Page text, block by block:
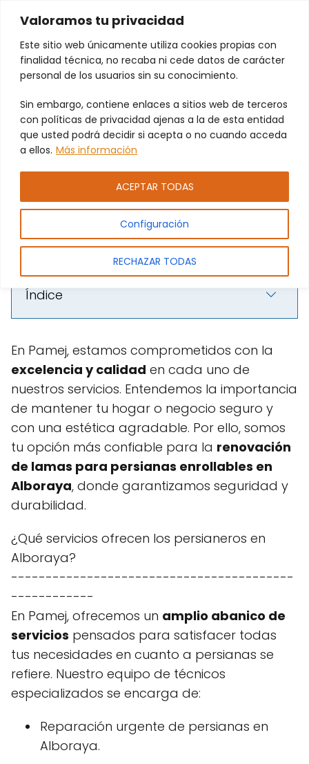
Valoramos tu privacidad
Este sitio web únicamente utiliza cookies propias con
finalidad técnica, no recaba ni cede datos de carácter
personal de los usuarios sin su conocimiento.
Sin embargo, contiene enlaces a sitios web de terceros
con políticas de privacidad ajenas a la de esta entidad
que usted podrá decidir si acepta o no cuando acceda
a ellos. Más información
Configuración
RECHAZAR TODAS
ACEPTAR TODAS
Renovación de lamas para
persianas enrollables en
Alboraya: seguridad y
durabilidad
Índice
En Pamej, estamos comprometidos con la
excelencia y calidad en cada uno de
nuestros servicios. Entendemos la importancia
de mantener tu hogar o negocio seguro y
con una estética agradable. Por ello, somos
tu opción más confiable para la renovación
de lamas para persianas enrollables en
Alboraya, donde garantizamos seguridad y
durabilidad.
¿Qué servicios ofrecen los persianeros en
Alboraya?
-----------------------------------------
------------
En Pamej, ofrecemos un amplio abanico de
servicios pensados para satisfacer todas
tus necesidades en cuanto a persianas se
refiere. Nuestro equipo de técnicos
especializados se encarga de:
Reparación urgente de persianas en
Alboraya.